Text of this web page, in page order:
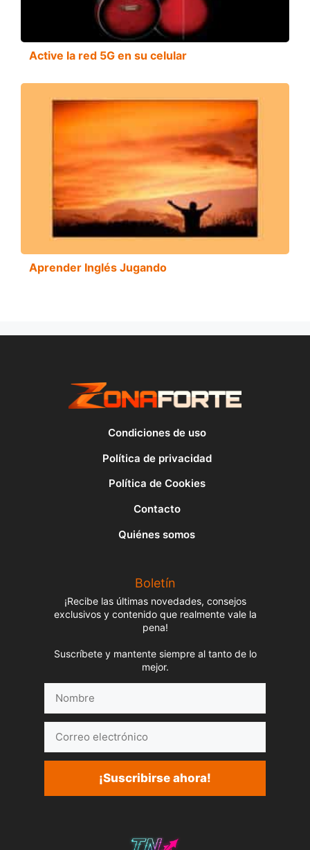
Active la red 5G en su celular
Aprender Inglés Jugando
Condiciones de uso
Política de privacidad
Política de Cookies
Contacto
Quiénes somos
Boletín
¡Recibe las últimas novedades, consejos
exclusivos y contenido que realmente vale la
pena!
Suscríbete y mantente siempre al tanto de lo
mejor.
electrónico
¡Suscribirse ahora!